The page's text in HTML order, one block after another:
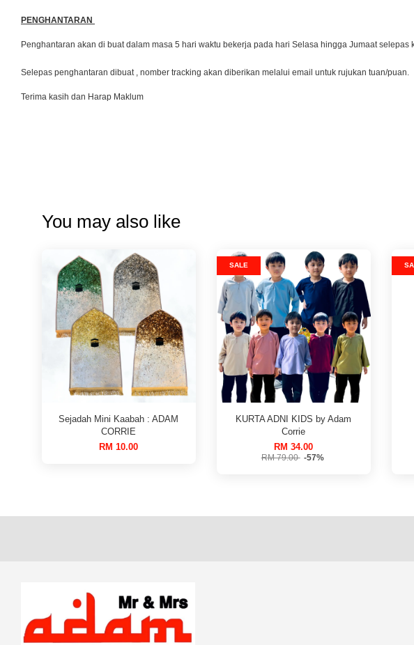
PENGHANTARAN
Penghantaran akan di buat dalam masa 5 hari waktu bekerja pada hari Selasa hingga Jumaat selepas
Selepas penghantaran dibuat , nomber tracking akan diberikan melalui email untuk rujukan tuan/puan.
Terima kasih dan Harap Maklum
You may also like
Sejadah Mini Kaabah : ADAM
CORRIE
RM 10.00
SALE
KURTA ADNI KIDS by Adam
Corrie
RM 34.00
RM 79.00 -57%